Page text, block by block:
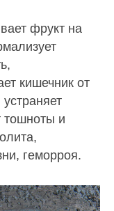
фрукт на
кишечник от
тошноты и
геморроя.